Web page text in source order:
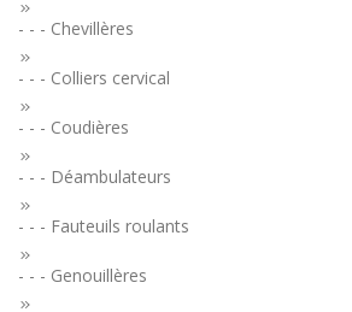
- - - Chevillères
- - - Colliers cervical
- - - Coudières
- - - Déambulateurs
- - - Fauteuils roulants
- - - Genouillères